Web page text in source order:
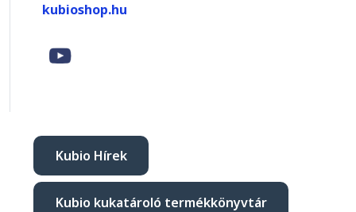
kubioshop.hu
Kubio Hírek
Kubio kukatároló termékkönyvtár